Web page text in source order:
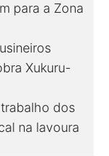
para a Zona
Xukuru-
dos
na lavoura